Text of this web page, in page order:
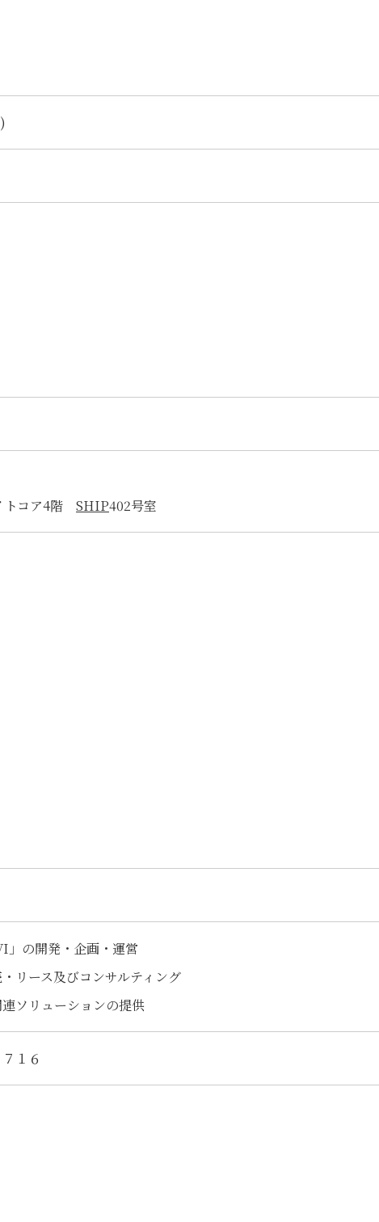
コア4階 SHIP402号室
」の開発・企画・運営
リース及びコンサルティング
ソリューションの提供
１６